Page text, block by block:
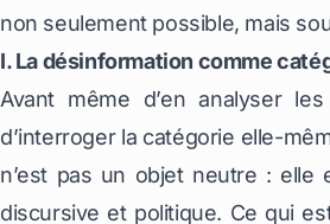
non seulement possible, mais
I. La désinformation comme
Avant même d’en analyser
d’interroger la catégorie elle-
n’est pas un objet neutre : elle
discursive et politique. Ce qui